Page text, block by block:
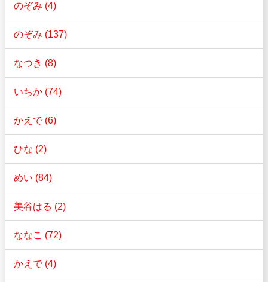
のぞみ (4)
のぞみ (137)
なつき (8)
いちか (74)
かえで (6)
ひな (2)
めい (84)
美谷はる (2)
ななこ (72)
かえで (4)